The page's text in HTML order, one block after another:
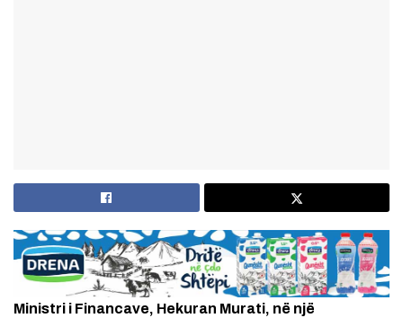
Ministri i Financave, Hekuran Murati, në një